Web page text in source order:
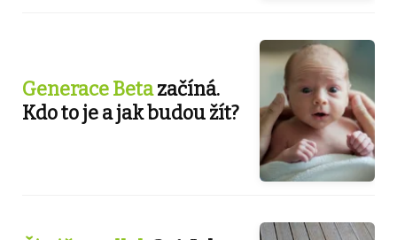
Generace Betazačíná.
Kdo to je a jak budou žít?